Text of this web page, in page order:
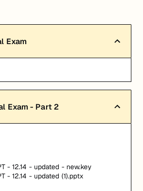
Exam
Exam - Part 2
- 12.14 - updated - new.key
- 12.14 - updated (1).pptx